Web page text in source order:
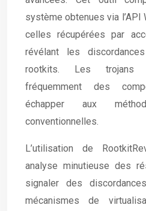
système obtenues via l’API
celles récupérées par
révélant les
rootkits. Les trojans
fréquemment des
échapper aux
conventionnelles.
L’utilisation de
analyse minutieuse des
signaler des
mécanismes de